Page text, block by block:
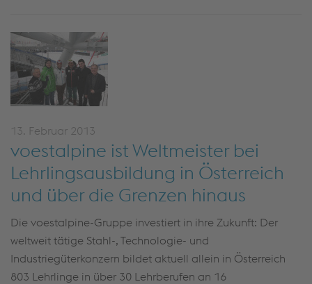
13. Februar 2013
voestalpine ist Weltmeister bei
Lehrlingsausbildung in Österreich
und über die Grenzen hinaus
Die voestalpine-Gruppe investiert in ihre Zukunft: Der
weltweit tätige Stahl-, Technologie- und
Industriegüterkonzern bildet aktuell allein in Österreich
803 Lehrlinge in über 30 Lehrberufen an 16